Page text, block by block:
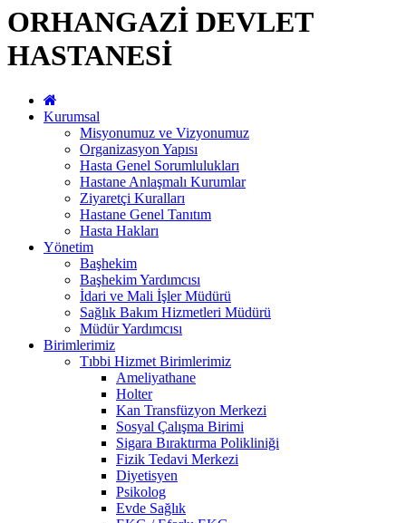
ORHANGAZİ DEVLET
HASTANESİ
Kurumsal
Misyonumuz ve Vizyonumuz
Organizasyon Yapısı
Hasta Genel Sorumlulukları
Hastane Anlaşmalı Kurumlar
Ziyaretçi Kuralları
Hastane Genel Tanıtım
Hasta Hakları
Yönetim
Başhekim
Başhekim Yardımcısı
İdari ve Mali İşler Müdürü
Sağlık Bakım Hizmetleri Müdürü
Müdür Yardımcısı
Birimlerimiz
Tıbbi Hizmet Birimlerimiz
Ameliyathane
Holter
Kan Transfüzyon Merkezi
Sosyal Çalışma Birimi
Sigara Bıraktırma Polikliniği
Fizik Tedavi Merkezi
Diyetisyen
Psikolog
Evde Sağlık